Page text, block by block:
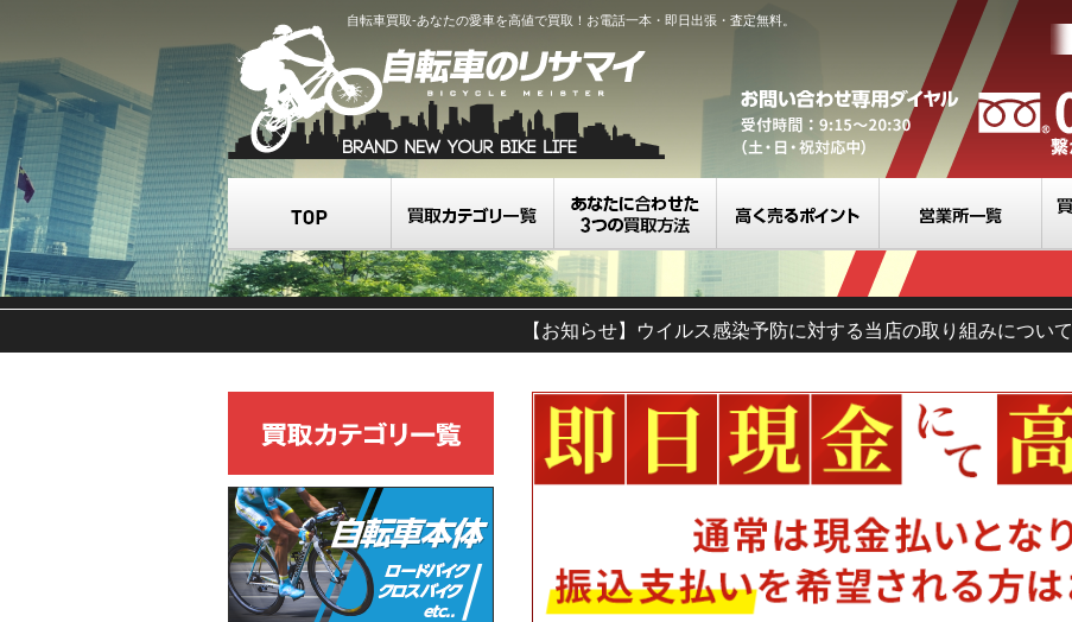
自転車買取-あなたの愛車を高値で買取！お電話一本・即日出張・査定無料。
【お知らせ】ウイルス感染予防に対する当店の取り組みについて